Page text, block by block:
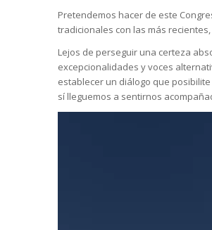
Pretendemos hacer de este
tradicionales con las más
Lejos de perseguir una certeza
excepcionalidades y voces
establecer un diálogo que
sí lleguemos a sentirnos